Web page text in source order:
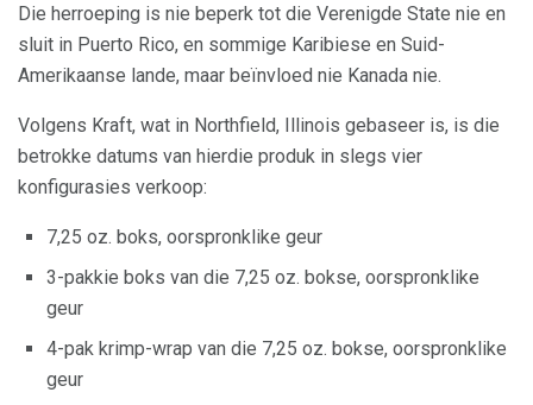
Die herroeping is nie beperk tot die Verenigde State nie en
sluit in Puerto Rico, en sommige Karibiese en Suid-
Amerikaanse lande, maar beïnvloed nie Kanada nie.
Volgens Kraft, wat in Northfield, Illinois gebaseer is, is die
betrokke datums van hierdie produk in slegs vier
konfigurasies verkoop:
7,25 oz. boks, oorspronklike geur
3-pakkie boks van die 7,25 oz. bokse, oorspronklike
geur
4-pak krimp-wrap van die 7,25 oz. bokse, oorspronklike
geur